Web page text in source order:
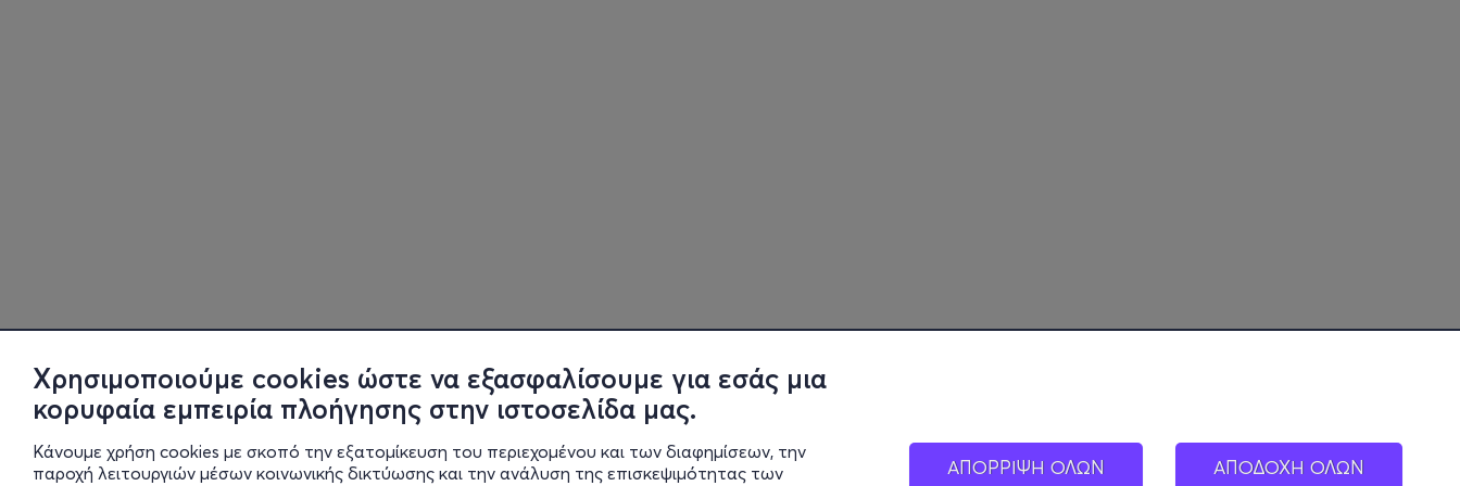
Χρησιμοποιούμε cookies ώστε να εξασφαλίσουμε για εσάς μια
κορυφαία εμπειρία πλοήγησης στην ιστοσελίδα μας.
Κάνουμε χρήση cookies με σκοπό την εξατομίκευση του περιεχομένου και των διαφημίσεων, την
παροχή λειτουργιών μέσων κοινωνικής δικτύωσης και την ανάλυση της επισκεψιμότητας των
ΑΠΟΡΡΙΨΗ ΟΛΩΝ ΑΠΟΔΟΧΗ ΟΛΩΝ